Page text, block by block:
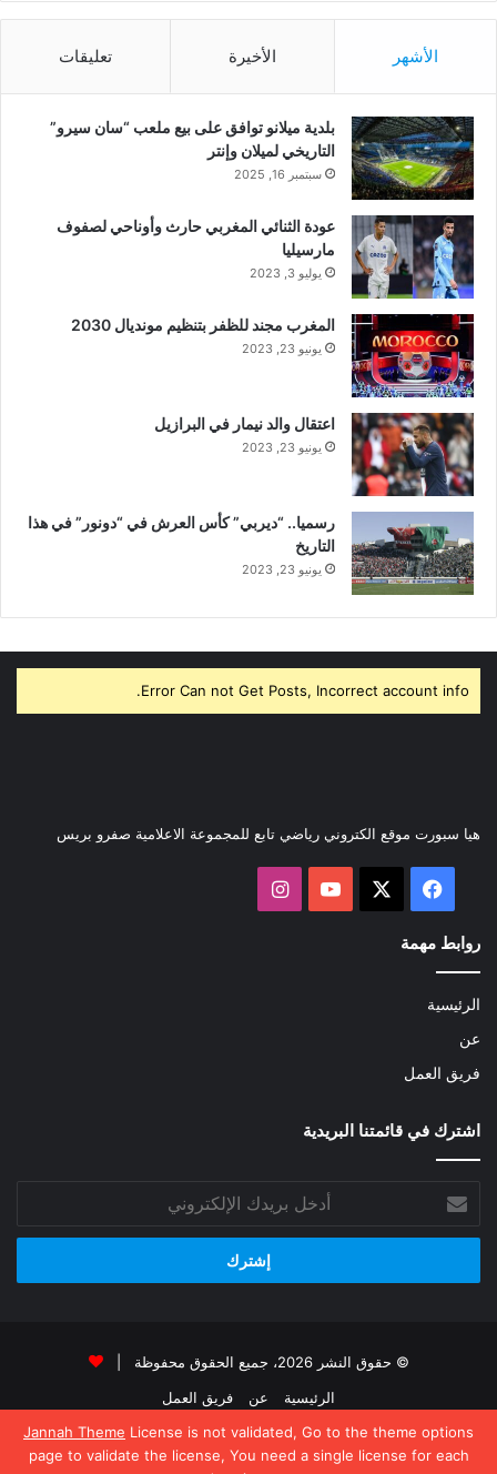
Jannah Theme License is not validated, Go to the theme options
page to validate the license, You need a single license for each
الأشهر الأخيرة تعليقات
بلدية ميلانو توافق على بيع ملعب “سان سيرو”
التاريخي لميلان وإنتر
سبتمبر 16, 2025
عودة الثنائي المغربي حارث وأوناحي لصفوف
مارسيليا
يوليو 3, 2023
المغرب مجند للظفر بتنظيم مونديال 2030
يونيو 23, 2023
اعتقال والد نيمار في البرازيل
يونيو 23, 2023
رسميا.. “ديربي” كأس العرش في “دونور” في هذا
التاريخ
يونيو 23, 2023
Error Can not Get Posts, Incorrect account info.
هيا سبورت موقع الكتروني رياضي تابع للمجموعة الاعلامية صفرو بريس
فيسبوك ‫YouTube
روابط مهمة
الرئيسية
عن
فريق العمل
اشترك في قائمتنا البريدية
بريدك
الإلكتروني
© حقوق النشر 2026، جميع الحقوق محفوظة |
الرئيسية
عن فريق العمل
فيسبوك
‫X
‫YouTubeانستقرام